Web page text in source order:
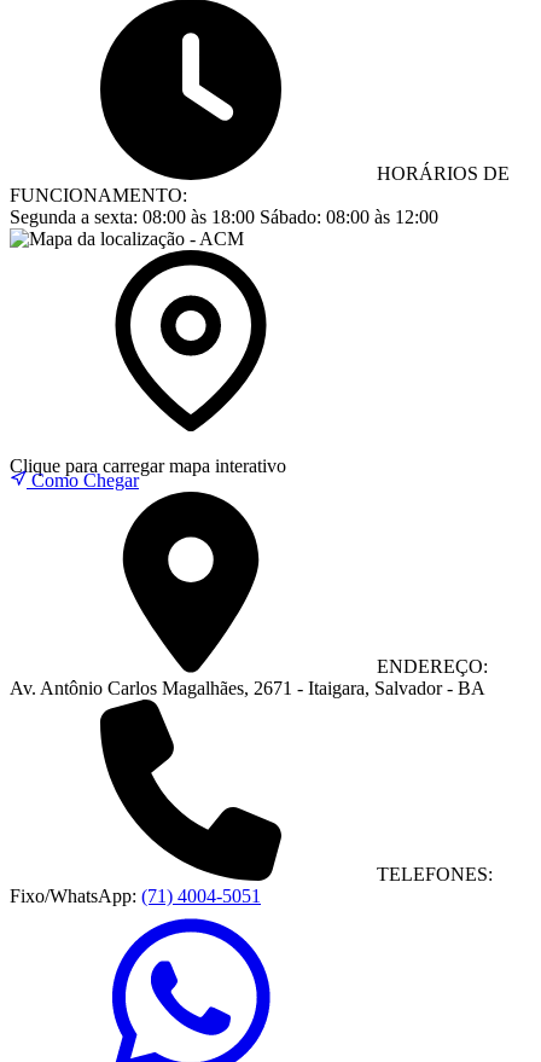
HORÁRIOS DE
FUNCIONAMENTO:
Segunda a sexta: 08:00 às 18:00 Sábado: 08:00 às 12:00
Clique para carregar mapa interativo
Como Chegar
ENDEREÇO:
Av. Antônio Carlos Magalhães, 2671 - Itaigara, Salvador - BA
TELEFONES:
Fixo/WhatsApp: (71) 4004-5051